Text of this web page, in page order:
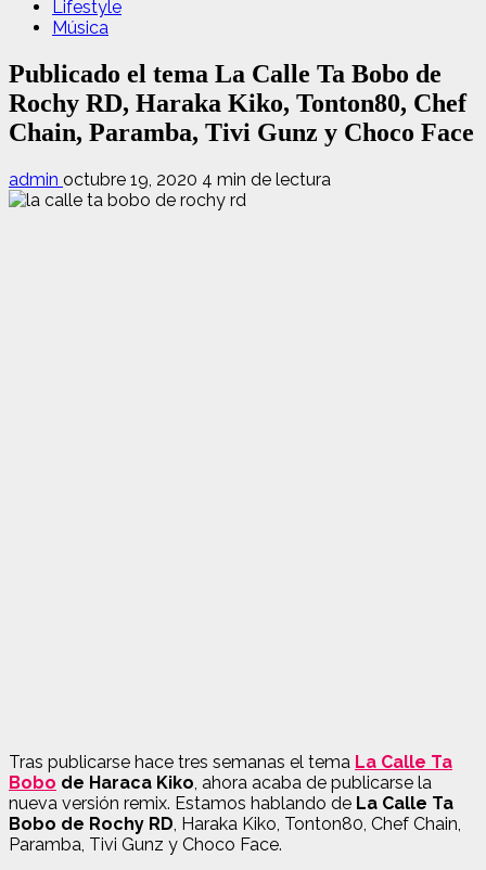
Lifestyle
Música
Publicado el tema La Calle Ta Bobo de
Rochy RD, Haraka Kiko, Tonton80, Chef
Chain, Paramba, Tivi Gunz y Choco Face
admin octubre 19, 2020 4 min de lectura
Tras publicarse hace tres semanas el tema La Calle Ta
Bobo de Haraca Kiko, ahora acaba de publicarse la
nueva versión remix. Estamos hablando de La Calle Ta
Bobo de Rochy RD, Haraka Kiko, Tonton80, Chef Chain,
Paramba, Tivi Gunz y Choco Face.